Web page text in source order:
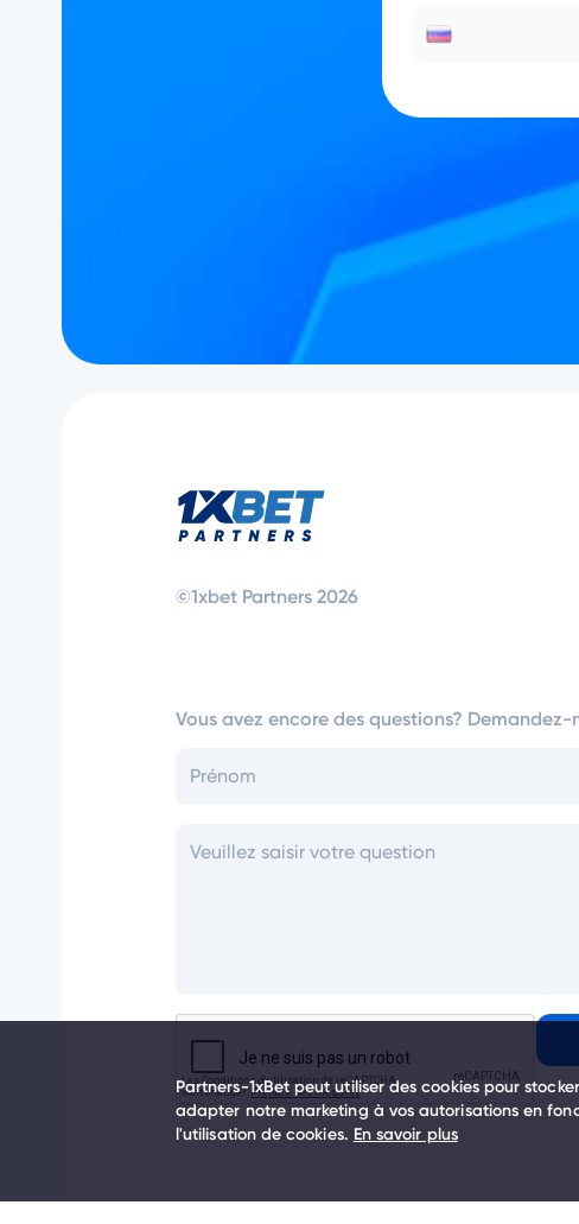
Partners-1xBet peut utiliser des cookies pour
adapter notre marketing à vos autorisations en
l'utilisation de cookies. En savoir plus
©1xbet Partners 2026
Vous avez encore des questions?